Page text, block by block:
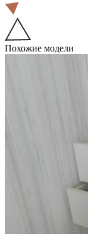
Похожие модели